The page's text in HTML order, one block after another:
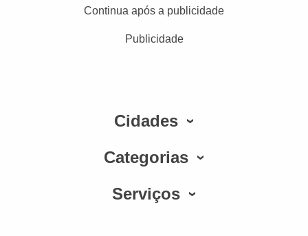
Continua após a publicidade
Publicidade
Cidades
Categorias
Serviços